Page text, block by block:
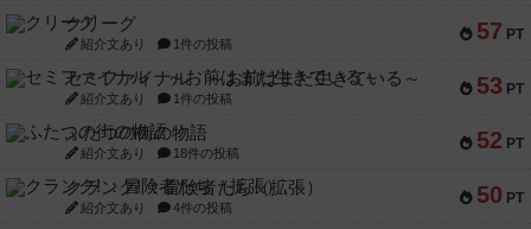
57 PT
クリーグ
紹介文あり 1件の投稿
53 PT
セミファイナル ～お前はまだ生きている～
紹介文あり 1件の投稿
52 PT
ふたつの街の物語
紹介文あり 18件の投稿
50 PT
クランク! ：冒険者たち（拡張）
紹介文あり 4件の投稿